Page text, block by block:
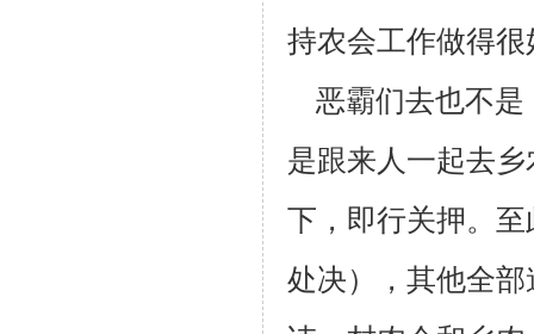
持农会工作做得很
恶霸们去也不是
是跟来人一起去
下，即行关押。
处决），其他全部